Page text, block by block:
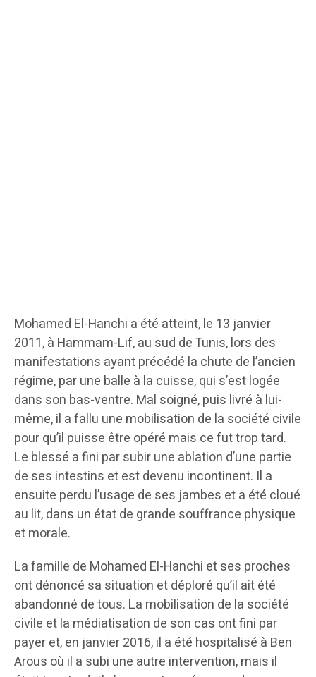
Mohamed El-Hanchi a été atteint, le 13 janvier
2011, à Hammam-Lif, au sud de Tunis, lors des
manifestations ayant précédé la chute de l’ancien
régime, par une balle à la cuisse, qui s’est logée
dans son bas-ventre. Mal soigné, puis livré à lui-
même, il a fallu une mobilisation de la société civile
pour qu’il puisse être opéré mais ce fut trop tard.
Le blessé a fini par subir une ablation d’une partie
de ses intestins et est devenu incontinent. Il a
ensuite perdu l’usage de ses jambes et a été cloué
au lit, dans un état de grande souffrance physique
et morale.
La famille de Mohamed El-Hanchi et ses proches
ont dénoncé sa situation et déploré qu’il ait été
abandonné de tous. La mobilisation de la société
civile et la médiatisation de son cas ont fini par
payer et, en janvier 2016, il a été hospitalisé à Ben
Arous où il a subi une autre intervention, mais il